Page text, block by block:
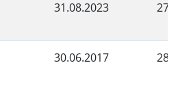
31.08.2023
30.06.2017